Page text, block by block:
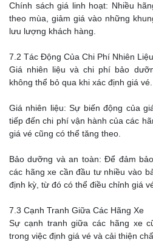
Chính sách giá linh hoạt: Nhiều
theo mùa, giảm giá vào những
lưu lượng khách hàng.
7.2 Tác Động Của Chi Phí Nhiên
Giá nhiên liệu và chi phí bảo
không thể bỏ qua khi xác định giá vé.
Giá nhiên liệu: Sự biến động của
tiếp đến chi phí vận hành của các
giá vé cũng có thể tăng theo.
Bảo dưỡng và an toàn: Để đảm
các hãng xe cần đầu tư nhiều vào
định kỳ, từ đó có thể điều chỉnh giá
7.3 Cạnh Tranh Giữa Các Hãng Xe
Sự cạnh tranh giữa các hãng xe
trong việc định giá vé và cải thiện